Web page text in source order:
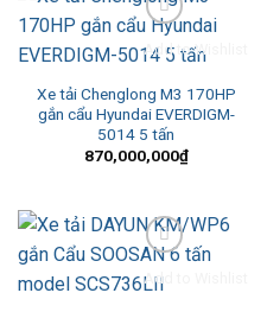
Add to Wishlist
Xe tải Chenglong M3 170HP
gắn cẩu Hyundai EVERDIGM-
5014 5 tấn
870,000,000₫
Add to Wishlist